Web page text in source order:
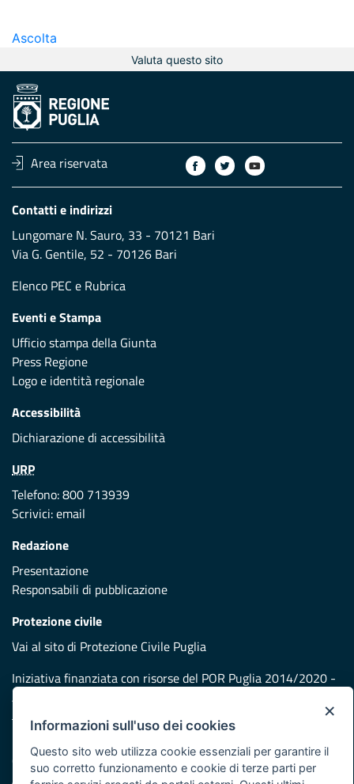
Ascolta
Valuta questo sito
Area riservata
Contatti e indirizzi
Lungomare N. Sauro, 33 - 70121 Bari
Via G. Gentile, 52 - 70126 Bari
Elenco PEC e Rubrica
Eventi e Stampa
Ufficio stampa della Giunta
Press Regione
Logo e identità regionale
Accessibilità
Dichiarazione di accessibilità
URP
Telefono: 800 713939
Scrivici:email
Redazione
Presentazione
Responsabili di pubblicazione
Protezione civile
Vai al sito di Protezione Civile Puglia
Iniziativa finanziata con risorse del POR Puglia 2014/2020 -
Asse XI
Cookie e privacy
Atti di notifica
×
Informazioni sull'uso dei cookies
Questo sito web utilizza cookie essenziali per garantire il
suo corretto funzionamento e cookie di terze parti per